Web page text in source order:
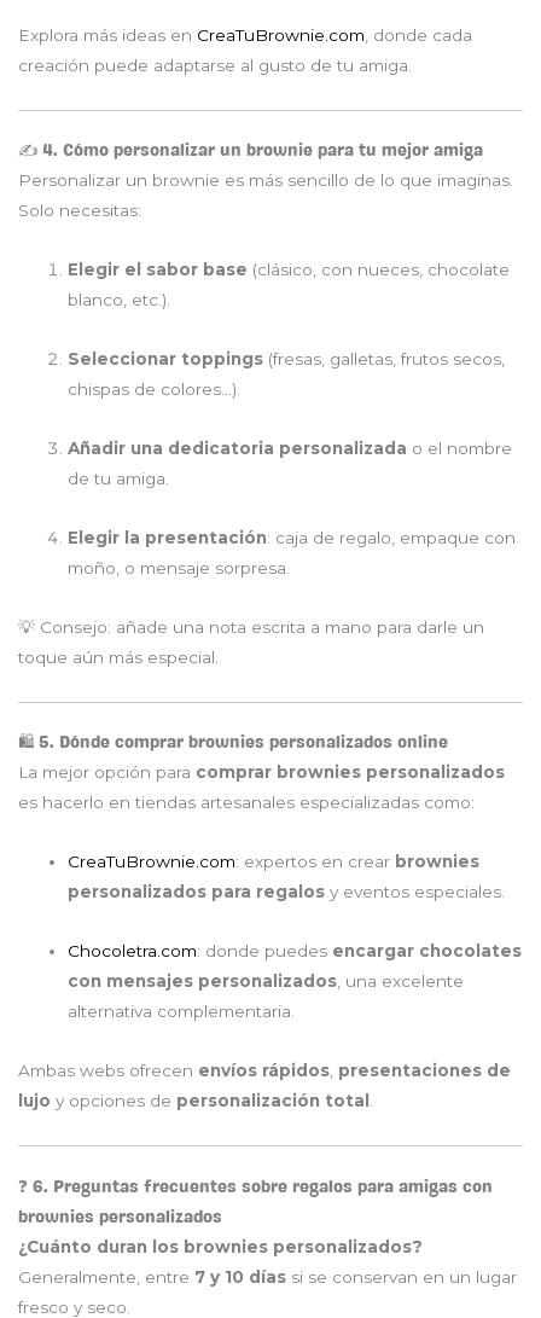
Explora más ideas en CreaTuBrownie.com , donde cada
creación puede adaptarse al gusto de tu amiga.
✍️ 4. Cómo personalizar un brownie para tu mejor amiga
Personalizar un brownie es más sencillo de lo que imaginas.
Solo necesitas:
Elegir el sabor base (clásico, con nueces, chocolate
blanco, etc.).
Seleccionar toppings (fresas, galletas, frutos secos,
chispas de colores…).
Añadir una dedicatoria personalizada o el nombre
de tu amiga.
Elegir la presentación: caja de regalo, empaque con
moño, o mensaje sorpresa.
💡 Consejo: añade una nota escrita a mano para darle un
toque aún más especial.
🛍️ 5. Dónde comprar brownies personalizados online
La mejor opción para comprar brownies personalizados
es hacerlo en tiendas artesanales especializadas como:
CreaTuBrownie.com: expertos en crear brownies
personalizados para regalos y eventos especiales.
Chocoletra.com: donde puedes encargar chocolates
con mensajes personalizados, una excelente
alternativa complementaria.
Ambas webs ofrecen envíos rápidos presentaciones de
lujo y opciones de personalización total
❓ 6. Preguntas frecuentes sobre regalos para amigas con
brownies personalizados
¿Cuánto duran los brownies personalizados?
Generalmente, entre 7 y 10 días si se conservan en un lugar
fresco y seco.